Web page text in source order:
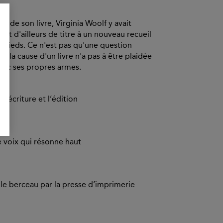
de son livre, Virginia Woolf y avait
d'ailleurs de titre à un nouveau recueil
pieds. Ce n'est pas qu'une question
la cause d'un livre n'a pas à être plaidée
ses propres armes.
et l’édition
voix qui résonne haut
berceau par la presse d’imprimerie